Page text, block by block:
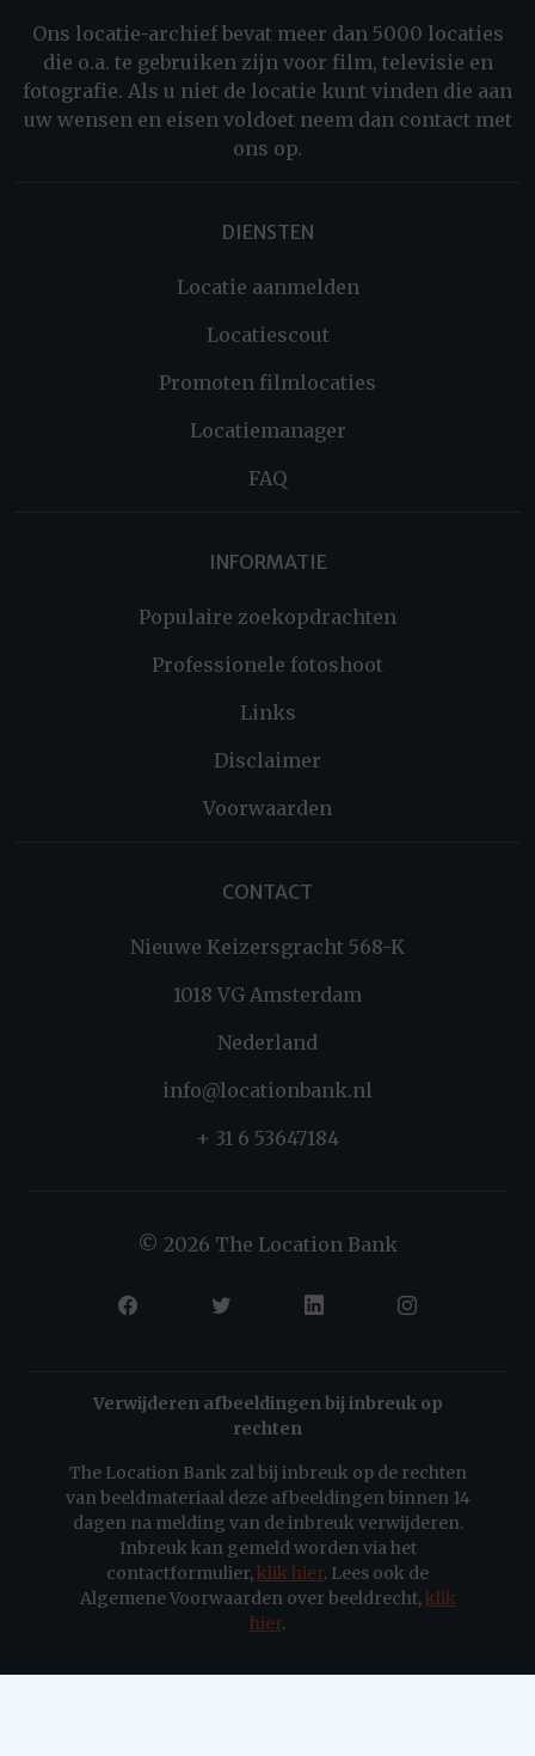
Ons locatie-archief bevat meer dan 5000 locaties
die o.a. te gebruiken zijn voor film, televisie en
fotografie. Als u niet de locatie kunt vinden die aan
uw wensen en eisen voldoet neem dan contact met
ons op.
DIENSTEN
Locatie aanmelden
Locatiescout
Promoten filmlocaties
Locatiemanager
FAQ
INFORMATIE
Populaire zoekopdrachten
Professionele fotoshoot
Links
Disclaimer
Voorwaarden
CONTACT
Nieuwe Keizersgracht 568-K
1018 VG Amsterdam
Nederland
info@locationbank.nl
+ 31 6 53647184
© 2026 The Location Bank
Verwijderen afbeeldingen bij inbreuk op
rechten
The Location Bank zal bij inbreuk op de rechten
van beeldmateriaal deze afbeeldingen binnen 14
dagen na melding van de inbreuk verwijderen.
Inbreuk kan gemeld worden via het
contactformulier, klik hier. Lees ook de
Algemene Voorwaarden over beeldrecht, klik
hier.